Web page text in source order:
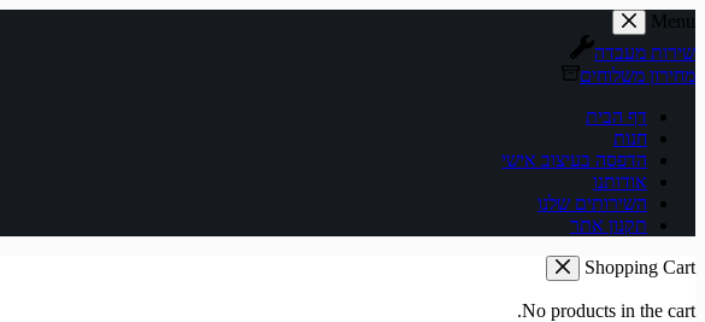
Skip
content
Menu
שירות מעבדה
מחירון משלוחים
דף הבית
חנות
הדפסה בעיצוב אישי
אודותנו
השירותים שלנו
תקנון אתר
Shopping Cart
No products in the cart.